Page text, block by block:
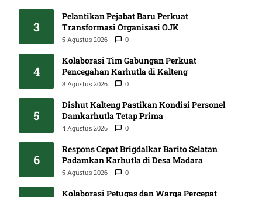
3
Pelantikan Pejabat Baru Perkuat
Transformasi Organisasi OJK
5 Agustus 2026 0
4
Kolaborasi Tim Gabungan Perkuat
Pencegahan Karhutla di Kalteng
8 Agustus 2026 0
5
Dishut Kalteng Pastikan Kondisi Personel
Damkarhutla Tetap Prima
4 Agustus 2026 0
6
Respons Cepat Brigdalkar Barito Selatan
Padamkan Karhutla di Desa Madara
5 Agustus 2026 0
Kolaborasi Petugas dan Warga Percepat